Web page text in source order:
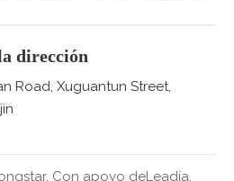
dirección
Road, Xuguantun Street,
Con apoyo deLeadía.